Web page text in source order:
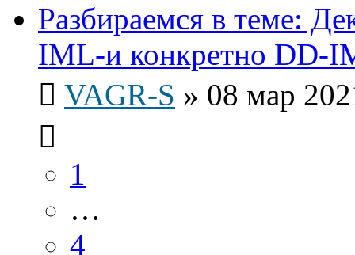
Разбираемся в теме:
IML-и конкретно DD-
VAGR-S » 08 мар
1
…
4